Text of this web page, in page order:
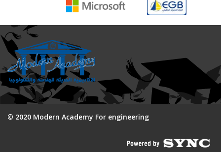
© 2020 Modern Academy For engineering